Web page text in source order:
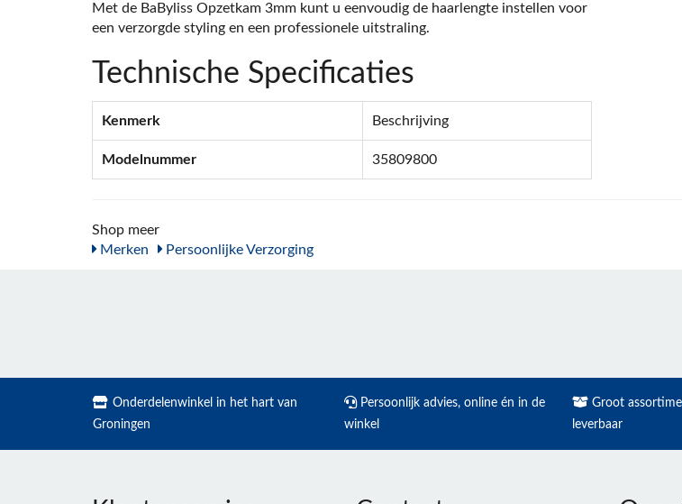
Met de BaByliss Opzetkam 3mm kunt u eenvoudig de haarlengte instellen voor
een verzorgde styling en een professionele uitstraling.
Technische Specificaties
Kenmerk Beschrijving
Modelnummer 35809800
Shop meer
Merken
Persoonlijke Verzorging
Onderdelenwinkel in het hart van
Groningen
Persoonlijk advies, online én in de
winkel
Groot
leverbaar